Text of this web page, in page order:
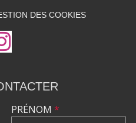
DES COOKIES
PRÉNOM *